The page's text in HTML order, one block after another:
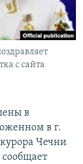
с сайта
в
в г.
Чечни